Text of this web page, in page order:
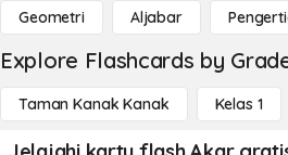
Geometri Aljabar
Explore Flashcards by
Taman Kanak Kanak Kelas 1